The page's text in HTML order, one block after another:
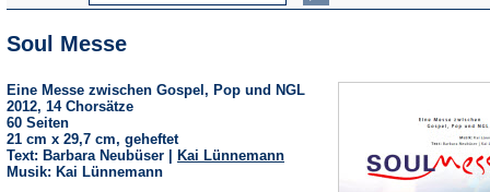
Soul Messe
Eine Messe zwischen Gospel, Pop und NGL
2012, 14 Chorsätze
60 Seiten
21 cm x 29,7 cm, geheftet
Text: Barbara Neubüser |
Kai Lünnemann
Musik: Kai Lünnemann